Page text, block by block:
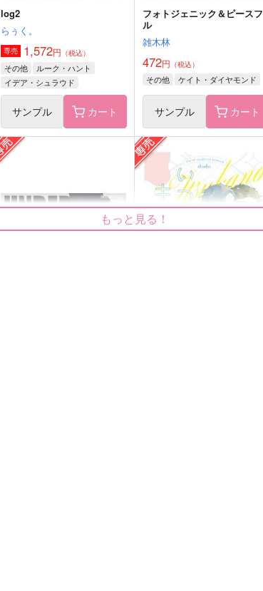
全方向衝突注意
Happily ever after
2時間睡眠
log2
らぅく。
専売 1,572円 （税込）
その他
ルーク・ハント
イデア・シュラウド
ケイト・ダイヤモンド
サンプル カート
フォトジェニック＆ピースフ
ル
雑木林
472円 （税込）
その他 ケイト・ダイヤモンド
サンプル カート
もっと見る！